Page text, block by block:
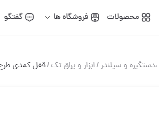
محصولات فروشگاه ها گفتگو
و سيلندر/ابزار و یراق تك /قفل کمدی طرح